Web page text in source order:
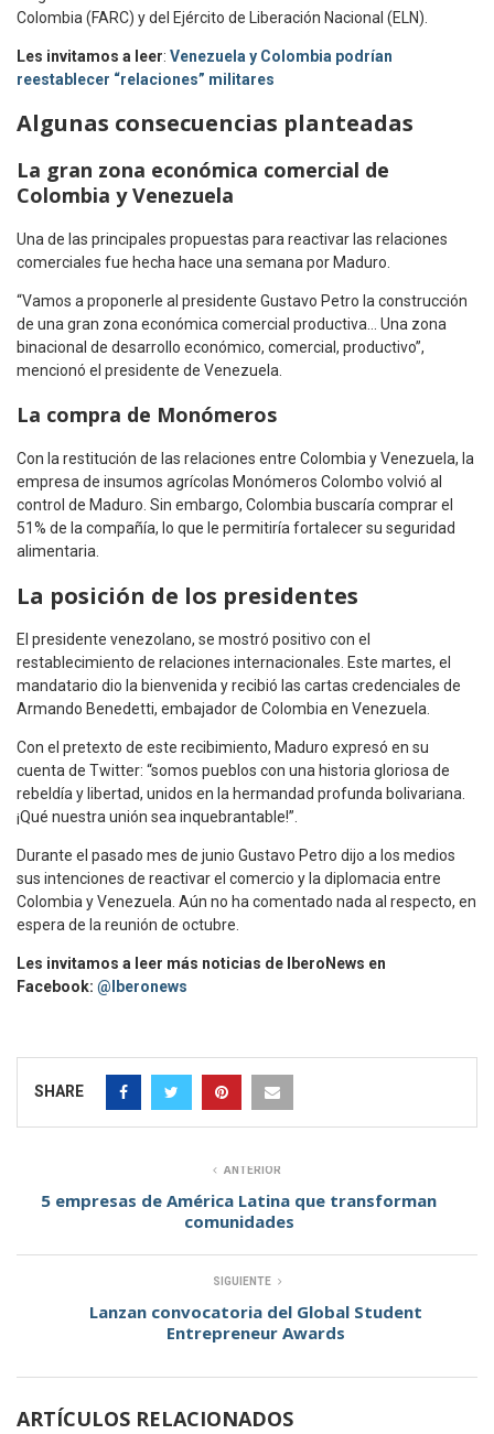
Colombia (FARC) y del Ejército de Liberación Nacional (ELN).
Les invitamos a leer: Venezuela y Colombia podrían
reestablecer “relaciones” militares
Algunas consecuencias planteadas
La gran zona económica comercial de
Colombia y Venezuela
Una de las principales propuestas para reactivar las relaciones
comerciales fue hecha hace una semana por Maduro.
“Vamos a proponerle al presidente Gustavo Petro la construcción
de una gran zona económica comercial productiva… Una zona
binacional de desarrollo económico, comercial, productivo”,
mencionó el presidente de Venezuela.
La compra de Monómeros
Con la restitución de las relaciones entre Colombia y Venezuela, la
empresa de insumos agrícolas Monómeros Colombo volvió al
control de Maduro. Sin embargo, Colombia buscaría comprar el
51% de la compañía, lo que le permitiría fortalecer su seguridad
alimentaria.
La posición de los presidentes
El presidente venezolano, se mostró positivo con el
restablecimiento de relaciones internacionales. Este martes, el
mandatario dio la bienvenida y recibió las cartas credenciales de
Armando Benedetti, embajador de Colombia en Venezuela.
Con el pretexto de este recibimiento, Maduro expresó en su
cuenta de Twitter: “somos pueblos con una historia gloriosa de
rebeldía y libertad, unidos en la hermandad profunda bolivariana.
¡Qué nuestra unión sea inquebrantable!”.
Durante el pasado mes de junio Gustavo Petro dijo a los medios
sus intenciones de reactivar el comercio y la diplomacia entre
Colombia y Venezuela. Aún no ha comentado nada al respecto, en
espera de la reunión de octubre.
Les invitamos a leer más noticias de IberoNews en
Facebook: @Iberonews
SHARE
ANTERIOR
5 empresas de América Latina que transforman
comunidades
SIGUIENTE
Lanzan convocatoria del Global Student
Entrepreneur Awards
ARTÍCULOS RELACIONADOS